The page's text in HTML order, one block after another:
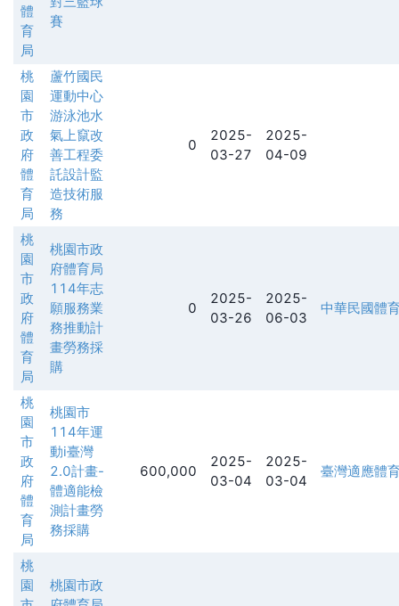
體
育
局
賽
桃
園
市
政
府
體
育
局
蘆竹國民
運動中心
游泳池水
氣上竄改
善工程委
託設計監
造技術服
務
0
2025-
03-27
2025-
04-09
桃
園
市
政
府
體
育
局
桃園市政
府體育局
114年志
願服務業
務推動計
畫勞務採
購
0
2025-
03-26
2025-
06-03
中華民國體
桃
園
市
政
府
體
育
局
桃園市
114年運
動i臺灣
2.0計畫-
體適能檢
測計畫勞
務採購
600,000
2025-
03-04
2025-
03-04
臺灣適應體
桃
園
桃園市政